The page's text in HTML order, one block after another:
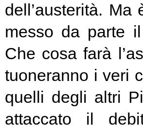
dell’austerità.
messo da parte
Che cosa farà
tuoneranno i veri
quelli degli altri
attaccato il